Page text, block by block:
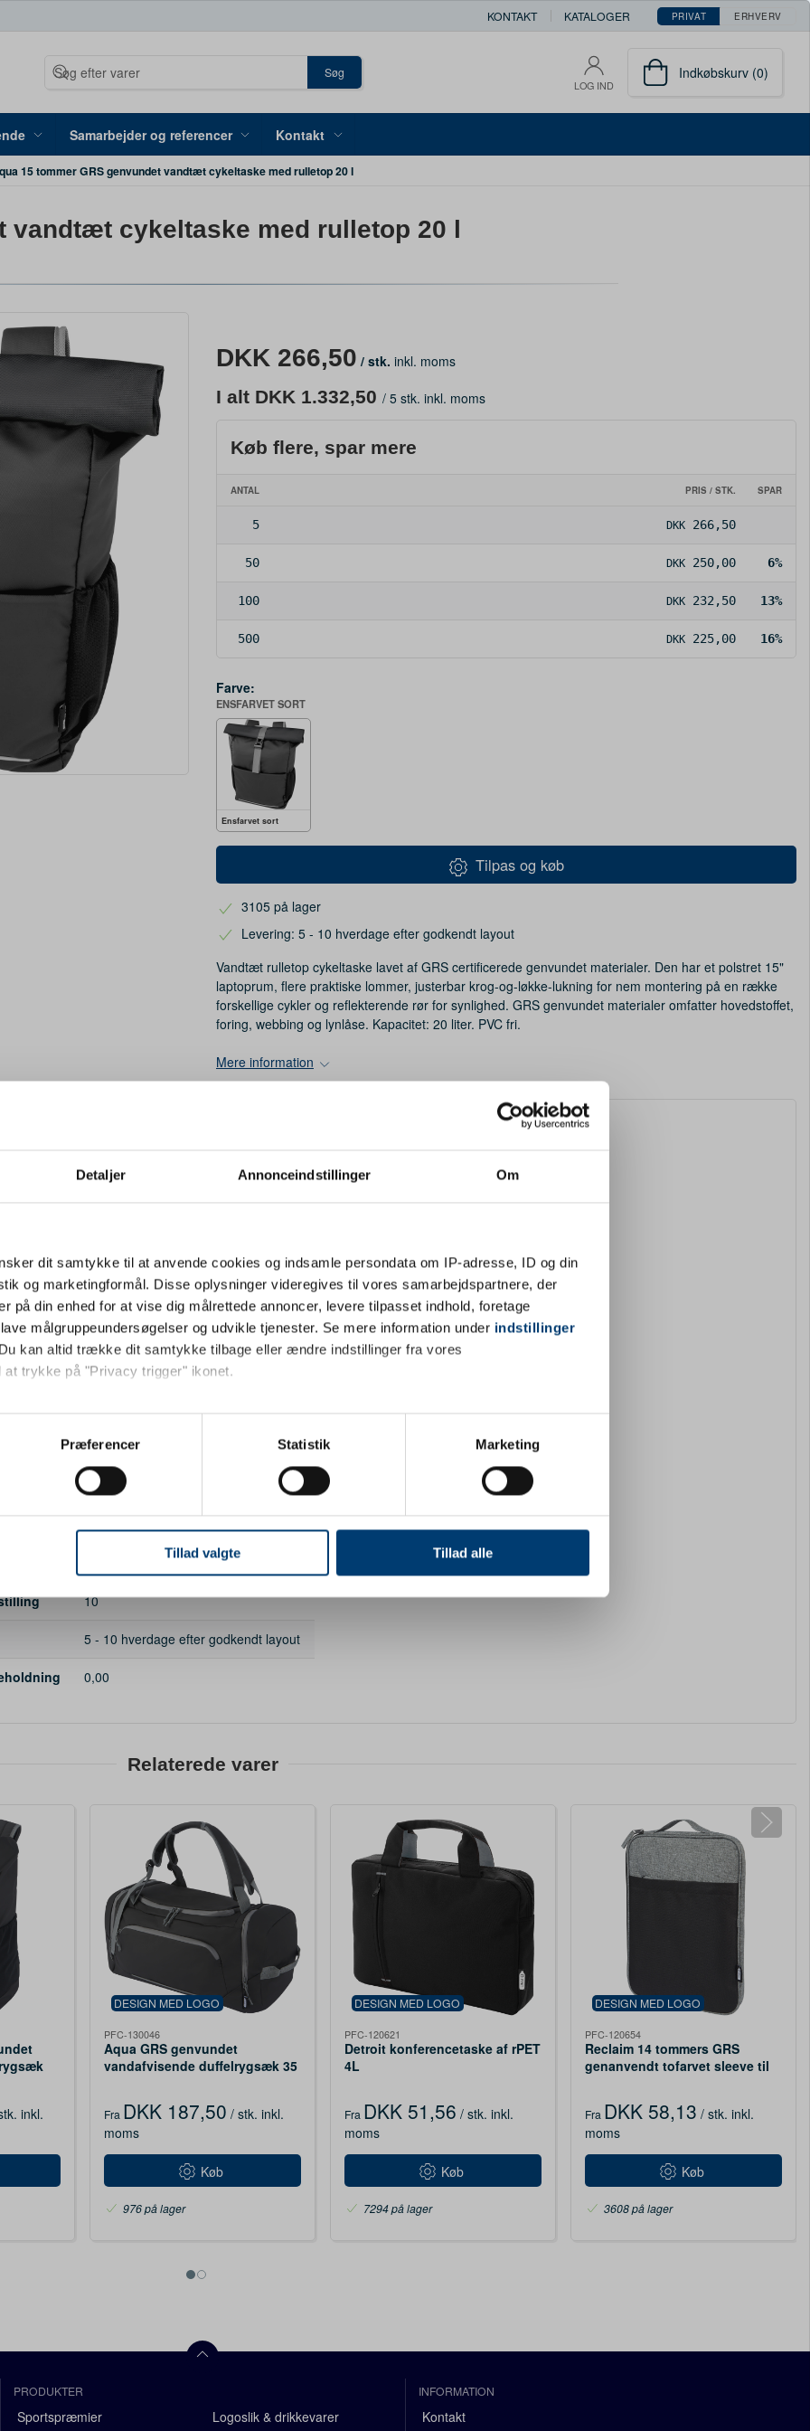
Detaljer Annonceindstillinger Om
dit samtykke til at anvende cookies og indsamle persondata om IP-adresse, ID og din
og marketingformål. Disse oplysninger videregives til vores samarbejdspartnere, der
på din enhed for at vise dig målrettede annoncer, levere tilpasset indhold, foretage
målgruppeundersøgelser og udvikle tjenester. Se mere information under indstillinger
kan altid trække dit samtykke tilbage eller ændre indstillinger fra vores
at trykke på "Privacy trigger" ikonet.
gerne:
om din placering, der kan være nøjagtig inden for få meter
vores indhold og annoncer, til at vise dig funktioner til sociale medier og til at analysere
om din brug af vores hjemmeside med vores partnere inden for sociale medier,
Vores partnere kan kombinere disse data med andre oplysninger, du har givet
fra din brug af deres tjenester.
Præferencer Statistik Marketing
Tillad valgte Tillad alle
KONTAKT KATALOGER PRIVAT ERHVERV
Søg
LOG IND
Indkøbskurv (0)
Samarbejder og referencer Kontakt
15 tommer GRS genvundet vandtæt cykeltaske med rulletop 20 l
Privat
vandtæt cykeltaske med rulletop 20 l
DKK 266,50 / stk. inkl. moms
I alt DKK 1.332,50 / 5 stk. inkl. moms
Køb flere, spar mere
ANTAL PRIS / STK. SPAR
5 DKK 266,50
50 DKK 250,00 6%
100 DKK 232,50 13%
500 DKK 225,00 16%
Farve:
ENSFARVET SORT
Ensfarvet sort
Tilpas og køb
3105 på lager
Levering: 5 - 10 hverdage efter godkendt layout
Vandtæt rulletop cykeltaske lavet af GRS certificerede genvundet materialer. Den har et polstret 15"
laptoprum, flere praktiske lommer, justerbar krog-og-løkke-lukning for nem montering på en række
forskellige cykler og reflekterende rør for synlighed. GRS genvundet materialer omfatter hovedstoffet,
foring, webbing og lynlåse. Kapacitet: 20 liter. PVC fri.
Mere information
Sort
Genvundet bomuld
300
140
300,00
450
(L) 20
15"
Nej
3,26
10
5 - 10 hverdage efter godkendt layout
0,00
Relaterede varer
inkl.
DESIGN MED LOGO
PFC-130046
Aqua GRS genvundet
vandafvisende duffelrygsæk 35
Fra DKK 187,50 / stk. inkl.
moms
Køb
976 på lager
DESIGN MED LOGO
PFC-120621
Detroit konferencetaske af rPET
4L
Fra DKK 51,56 / stk. inkl.
moms
Køb
7294 på lager
DESIGN MED LOGO
PFC-120654
Reclaim 14 tommers GRS
genanvendt tofarvet sleeve til
Fra DKK 58,13 / stk. inkl.
moms
Køb
3608 på lager
PRODUKTER
Sportspræmier Logoslik & drikkevarer
INFORMATION
Kontakt